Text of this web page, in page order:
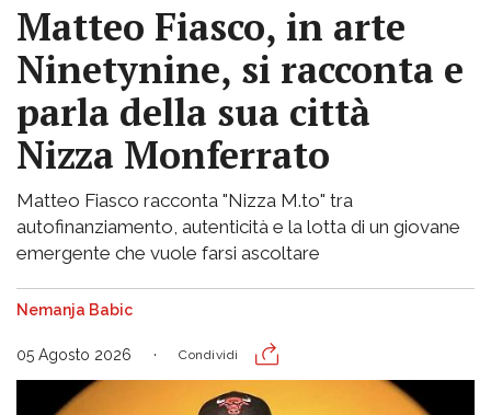
Matteo Fiasco, in arte
Ninetynine, si racconta e
parla della sua città
Nizza Monferrato
Matteo Fiasco racconta "Nizza M.to" tra
autofinanziamento, autenticità e la lotta di un giovane
emergente che vuole farsi ascoltare
Nemanja Babic
05 Agosto 2026 Condividi